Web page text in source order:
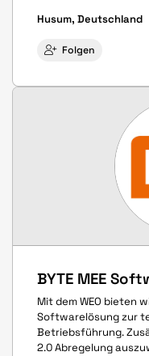
Husum, Deutschland
Folgen
BYTE MEE
Mit dem WEO bieten
Softwarelösung zur
Betriebsführung.
2.0 Abregelung